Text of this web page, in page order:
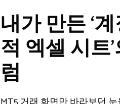
내가 만든 ‘
적 엑셀 시트
럼